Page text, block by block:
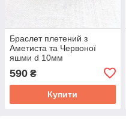
Браслет плетений з
Аметиста та Червоної
яшми d 10мм
590 ₴
Купити